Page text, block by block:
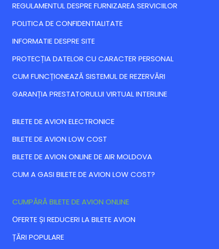
REGULAMENTUL DESPRE FURNIZAREA SERVICIILOR
POLITICA DE CONFIDENTIALITATE
INFORMATIE DESPRE SITE
PROTECȚIA DATELOR CU CARACTER PERSONAL
CUM FUNCȚIONEAZĂ SISTEMUL DE REZERVĂRI
GARANȚIA PRESTATORULUI VIRTUAL INTERLINE
BILETE DE AVION ELECTRONICE
BILETE DE AVION LOW COST
BILETE DE AVION ONLINE DE AIR MOLDOVA
CUM A GASI BILETE DE AVION LOW COST?
CUMPĂRĂ BILETE DE AVION ONLINE
ОFERTE ȘI REDUCERI LA BILETE AVION
ȚĂRI POPULARE